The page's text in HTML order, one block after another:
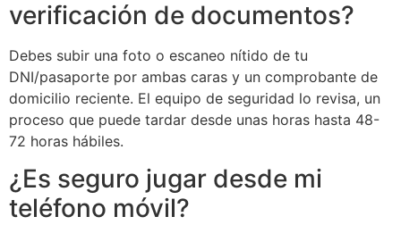
verificación de documentos?
Debes subir una foto o escaneo nítido de tu
DNI/pasaporte por ambas caras y un comprobante de
domicilio reciente. El equipo de seguridad lo revisa, un
proceso que puede tardar desde unas horas hasta 48-
72 horas hábiles.
¿Es seguro jugar desde mi
teléfono móvil?